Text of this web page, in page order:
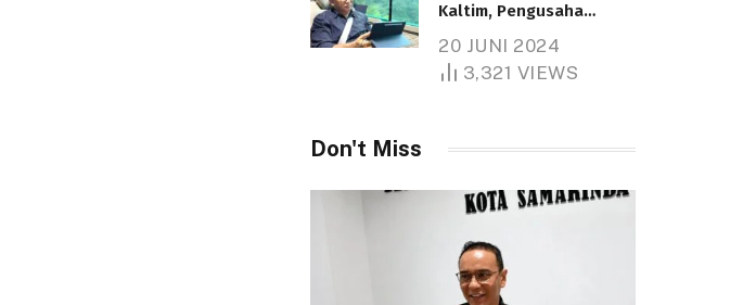
Kaltim, Pengusaha
1.000 Hektare
20 JUNI 2024
3,321 VIEWS
Don't Miss